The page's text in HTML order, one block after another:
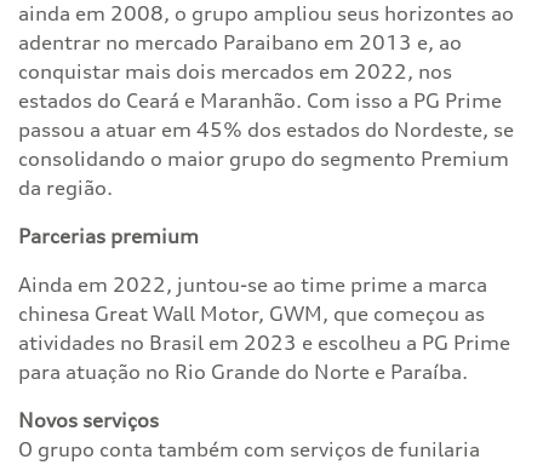
ainda em 2008, o grupo ampliou seus horizontes ao
adentrar no mercado Paraibano em 2013 e, ao
conquistar mais dois mercados em 2022, nos
estados do Ceará e Maranhão. Com isso a PG Prime
passou a atuar em 45% dos estados do Nordeste, se
consolidando o maior grupo do segmento Premium
da região.
Parcerias premium
Ainda em 2022, juntou-se ao time prime a marca
chinesa Great Wall Motor, GWM, que começou as
atividades no Brasil em 2023 e escolheu a PG Prime
para atuação no Rio Grande do Norte e Paraíba.
Novos serviços
O grupo conta também com serviços de funilaria